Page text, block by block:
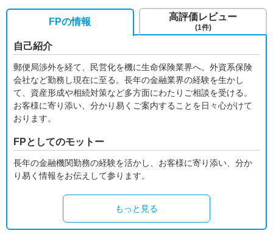
FPの情報
自己紹介
郵便局渉外を経て、民営化を機に生命保険業界へ。外資系保険
会社など勤務し現在に至る。長年の金融業界の経験を生かし
て、資産形成や相続対策など多方面にわたりご相談を受ける。
お客様に寄り添い、分かり易くご案内することを日々心がけて
おります。
FPとしてのモットー
長年の金融機関勤務の経験を活かし、お客様に寄り添い、分か
り易く情報をお伝えして参ります。
もっと見る
高評価レビュー
(1件)